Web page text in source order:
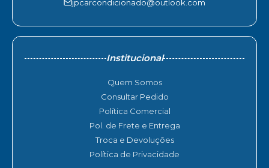
jpcarcondicionado@outlook.com
Institucional
Quem Somos
Consultar Pedido
Política Comercial
Pol. de Frete e Entrega
Troca e Devoluções
Política de Privacidade